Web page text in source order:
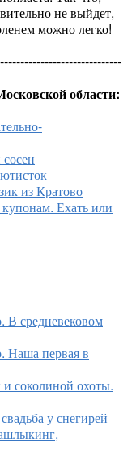
не выйдет,
можно легко!
области:
из Кратово
Ехать или
В средневековом
Наша первая в
соколиной охоты.
у снегирей